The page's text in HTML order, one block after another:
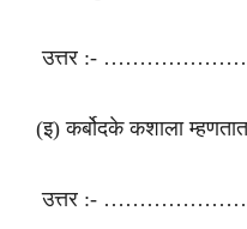
उत्तर :-
(इ) कर्बोदके कशाला
उत्तर :-